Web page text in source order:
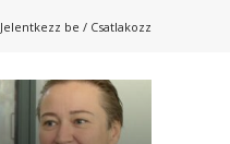
Jelentkezz be / Csatlakozz